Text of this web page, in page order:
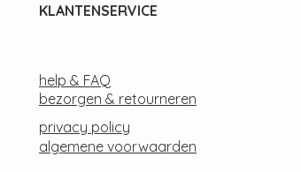
KLANTENSERVICE
help & FAQ
bezorgen & retourneren
privacy policy
algemene voorwaarden